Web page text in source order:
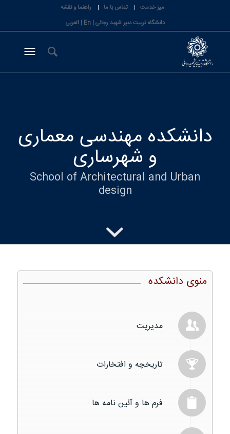
میز خدمت تماس با ما
راهنما و نقشه
دانشگاه تربیت دبیر شهید رجائی |En
|العربی
دانشکده مهندسی معماری
و شهرساری
School of Architectural and Urban
design
منوی دانشکده
مدیریت
تاریخچه و افتخارات
فرم ها و آئین نامه ها